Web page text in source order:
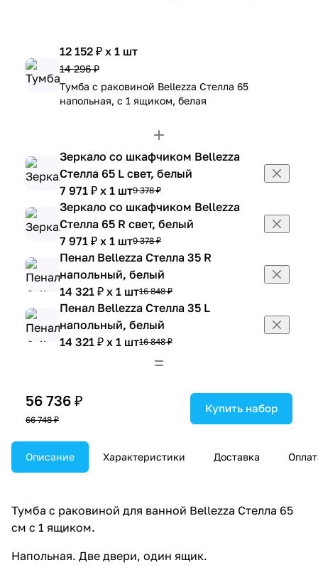
12 152 ₽ x 1 шт
14 296 ₽
Тумба с раковиной Bellezza Стелла 65
напольная, с 1 ящиком, белая
Зеркало со шкафчиком Bellezza
Стелла 65 L свет, белый
7 971 ₽ x 1 шт9 378 ₽
Зеркало со шкафчиком Bellezza
Стелла 65 R свет, белый
7 971 ₽ x 1 шт9 378 ₽
Пенал Bellezza Стелла 35 R
напольный, белый
14 321 ₽ x 1 шт16 848 ₽
Пенал Bellezza Стелла 35 L
напольный, белый
14 321 ₽ x 1 шт16 848 ₽
56 736 ₽
66 748 ₽
Купить набор
Описание Характеристики Доставка
Тумба с раковиной для ванной Bellezza Стелла 65
см с 1 ящиком.
Напольная. Две двери, один ящик.